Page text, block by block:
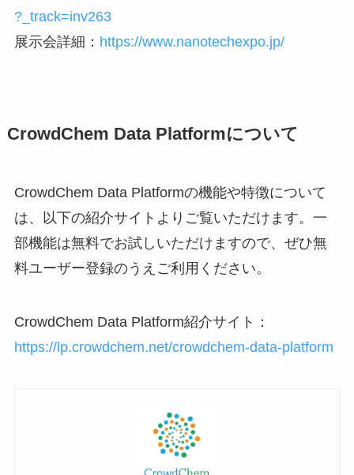
?_track=inv263
展示会詳細： https://www.nanotechexpo.jp/
CrowdChem Data Platformについて
CrowdChem Data Platformの機能や特徴について
は、以下の紹介サイトよりご覧いただけます。一
部機能は無料でお試しいただけますので、ぜひ無
料ユーザー登録のうえご利用ください。
CrowdChem Data Platform紹介サイト：
https://lp.crowdchem.net/crowdchem-data-platform